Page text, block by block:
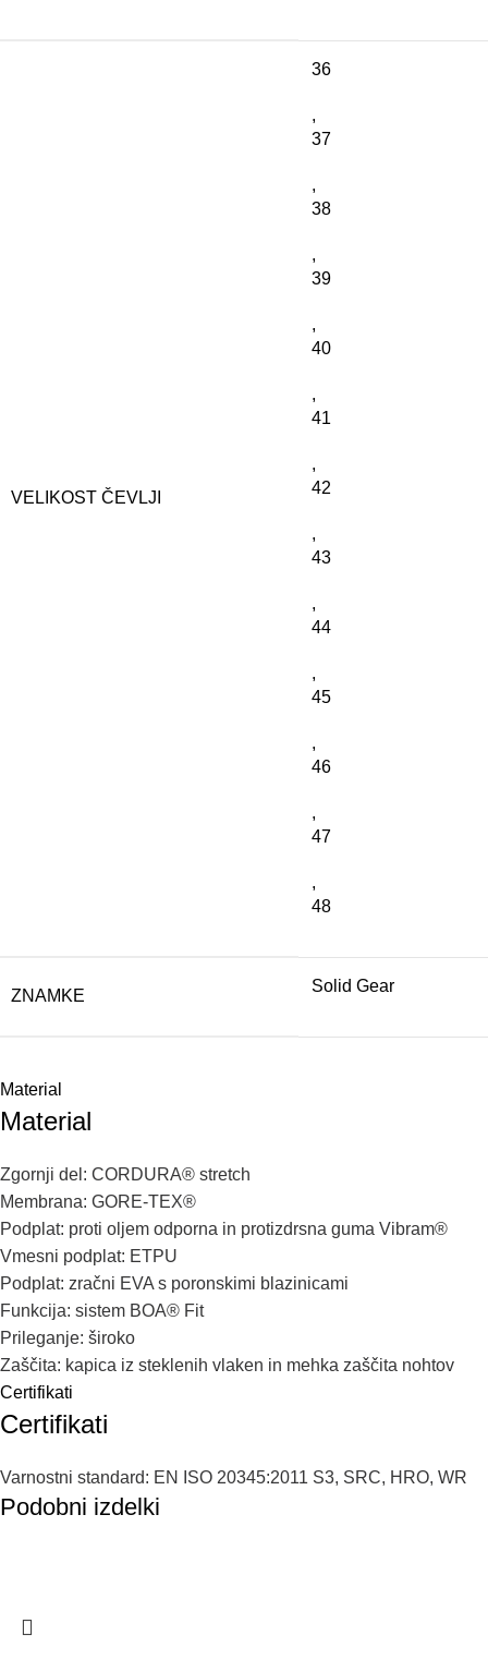
VELIKOST ČEVLJI
36
,
37
,
38
,
39
,
40
,
41
,
42
,
43
,
44
,
45
,
46
,
47
,
48
ZNAMKE
Solid Gear
Material
Material
Zgornji del : CORDURA® stretch
Membrana: GORE-TEX®
Podplat: proti oljem odporna in protizdrsna guma Vibram®
Vmesni podplat: ETPU
Podplat: zračni EVA s poronskimi b lazinicami
Funkcija: sistem BOA® Fit
Prileganje: široko
Zaščita: kapica iz steklenih vlaken in mehka zaščita nohtov
Certifikati
Certifikati
Varnostni standard: EN ISO 20345:2011 S3, SRC, HRO, WR
Podobni izdelki